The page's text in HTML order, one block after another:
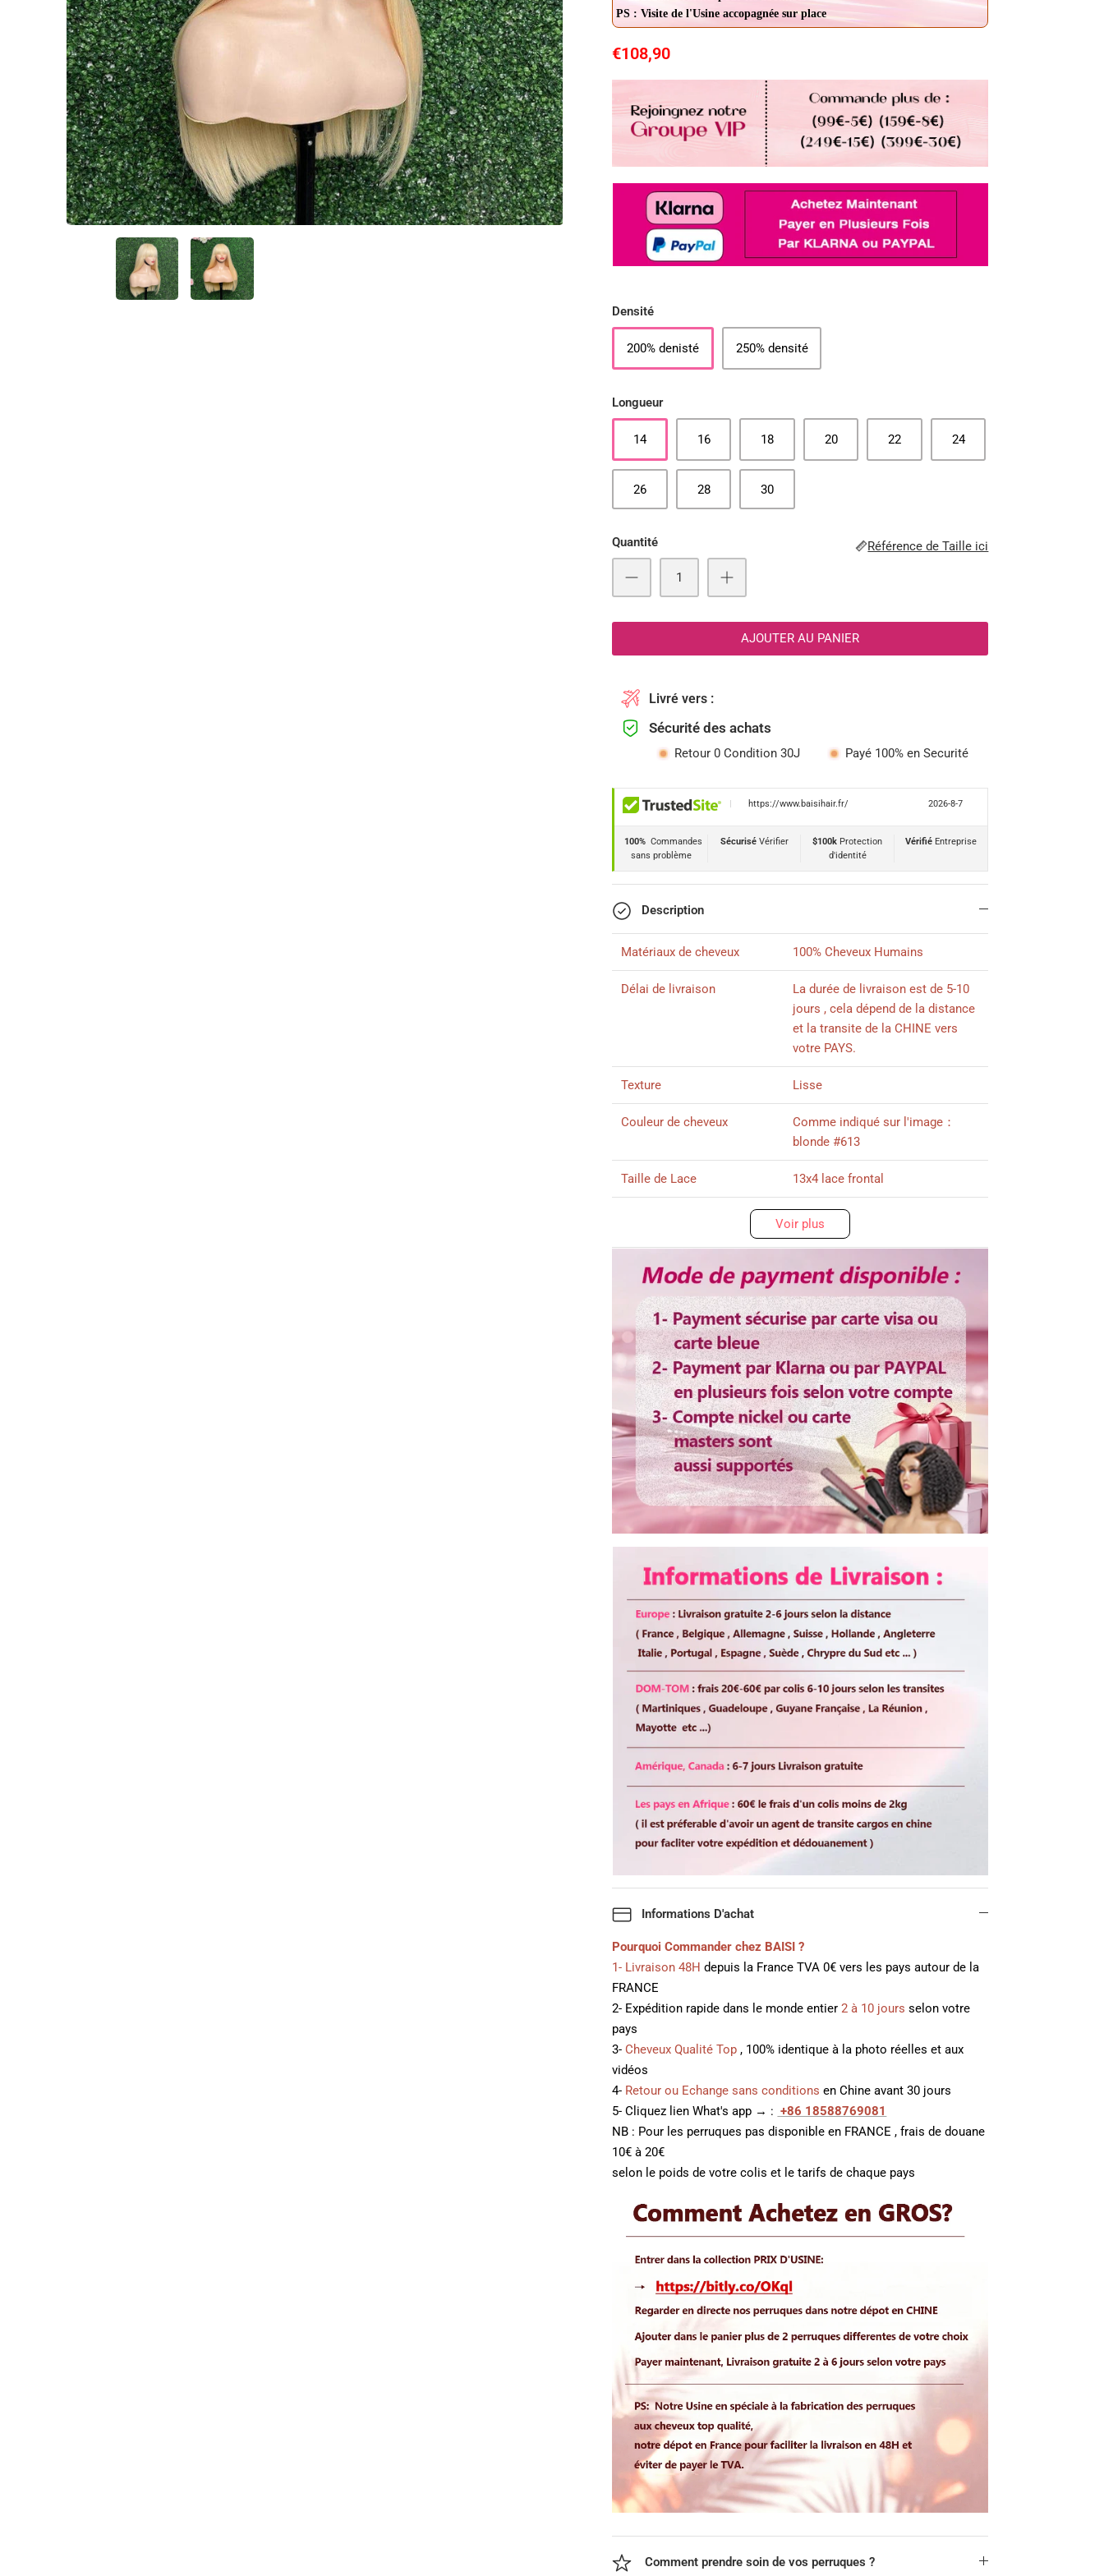
PS : Visite de l'Usine accopagnée sur place
€108,90
Densité
200% denisté 250% densité
Longueur
14 16 18 20 22 24
26 28 30
Quantité Référence de Taille ici
AJOUTER AU PANIER
Livré vers :
Sécurité des achats
Retour 0 Condition 30J Payé 100% en Securité
https://www.baisihair.fr/ 2026-8-7
100% Commandes
sans problème
SécuriséVérifier $100k Protection
d'identité
Vérifié Entreprise
Description
Matériaux de cheveux 100% Cheveux Humains
Délai de livraison
La durée de livraison est de 5-10
jours , cela dépend de la distance
et la transite de la CHINE vers
votre PAYS.
Texture Lisse
Couleur de cheveux
Comme indiqué sur l'image：
blonde #613
Taille de Lace 13x4 lace frontal
200%, 250% densité
Longueur 14-30 pouces
Plus de 3 ans
Couleur de dentelle Dentelle transparent
Bandes élastique Ajustable
Colorable ou décolorable Oui
Lisser ou boucler au fer Oui
Voir plus
Informations D'achat
Pourquoi Commander chez BAISI ?
1- Livraison 48H depuis la France TVA 0€ vers les pays autour de la
FRANCE
2- Expédition rapide dans le monde entier 2 à 10 joursselon votre
pays
3- Cheveux Qualité Top, 100% identique à la photo réelles et aux
vidéos
4- Retour ou Echange sans conditionsen Chine avant 30 jours
5- Cliquez lien What's app → : +86 18588769081
NB : Pour les perruques pas disponible en FRANCE , frais de douane
10€ à 20€
selon le poids de votre colis et le tarifs de chaque pays
Comment prendre soin de vos perruques ?